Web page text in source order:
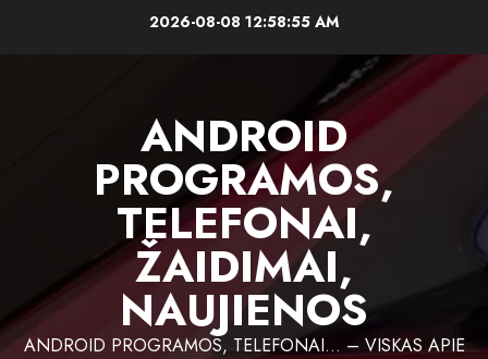
2026-08-08 12:58:56 AM
ANDROID
PROGRAMOS,
TELEFONAI,
ŽAIDIMAI,
NAUJIENOS
ANDROID PROGRAMOS, TELEFONAI… – VISKAS APIE